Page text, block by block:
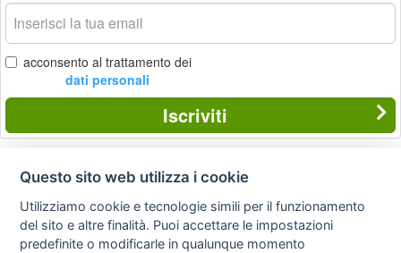
La
tua
email
acconsento al trattamento dei
dati personali
Iscriviti
Privacy
policy
Avviso
legale
Preferenze cookie
Questo sito web utilizza i cookie
Utilizziamo cookie e tecnologie simili per il funzionamento
del sito e altre finalità. Puoi accettare le impostazioni
predefinite o modificarle in qualunque momento